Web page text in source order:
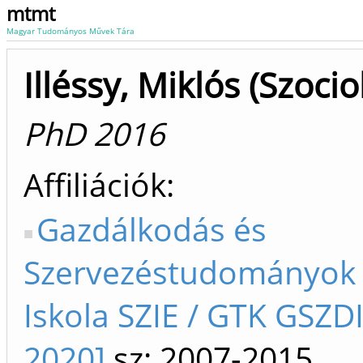
mtmt
Magyar Tudományos Művek Tára
Illéssy, Miklós
PhD 2016
Affiliációk
Gazdálkodás és
Iskola SZIE / GTK